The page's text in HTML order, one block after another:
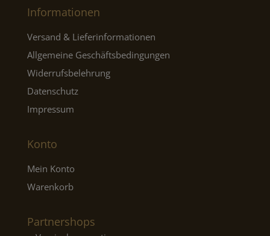
Informationen
Versand & Lieferinformationen
Allgemeine Geschäftsbedingungen
Widerrufsbelehrung
Datenschutz
Impressum
Konto
Mein Konto
Warenkorb
Partnershops